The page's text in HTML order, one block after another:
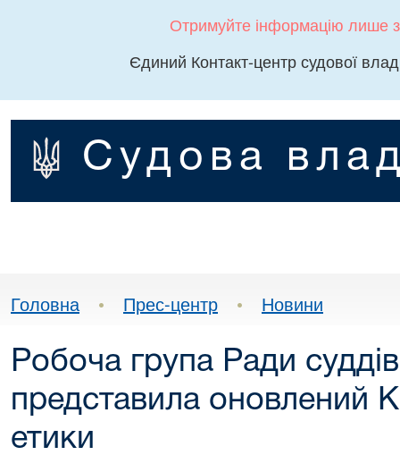
Отримуйте інформацію лише
Єдиний Контакт-центр судової
Судова
Головна • Прес-центр • Новини
​Робоча група Ради
представила оновлений
етики